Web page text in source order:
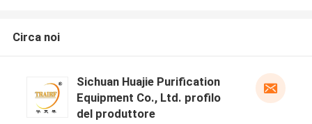
Circa noi
Sichuan Huajie Purification
Equipment Co., Ltd. profilo
del produttore